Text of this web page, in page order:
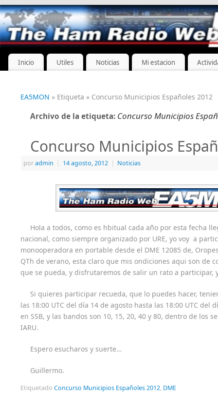
Inicio Utiles Noticias Mi estacion
EA5MON » Etiqueta » Concurso Municipios Españoles 2012
Archivo de la etiqueta: Concurso Municipios
Concurso Municipios
poradmin | 14 agosto, 2012 | Noticias
Hola a todos, como es hbitual cada año por esta fecha
nacional, como siempre organizado por URE, yo voy a
monooperadora en portable desde el DME 12085 de,
QTh de verano, esta claro que mis ondiciones aqui son de
que se pueda, y disfrutaremos de salir un rato a participar,
Si quieres participar recueda, que lo puedes hacer,
las 18:00 UTC del día 14 de agosto hasta las 18:00 UTC del
en SSB, y las bandos son 10, 15, 20, 40 y 80, dentro de los
IARU.
Espero esucharos y suerte…
Guillermo.
Etiquetado Concurso Municipios Españoles 2012, DME